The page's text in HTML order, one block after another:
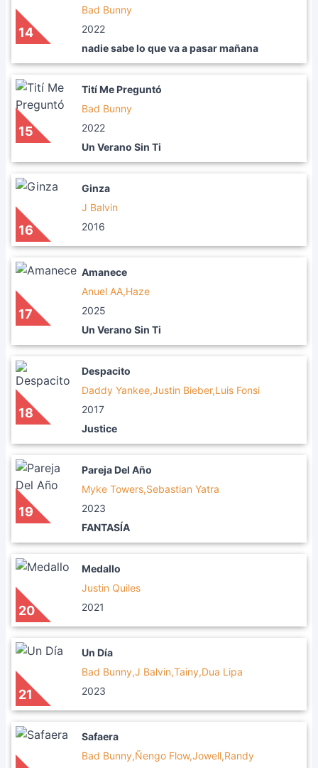
14
Bad Bunny
2022
nadie sabe lo que va a pasar mañana
15
Tití Me Preguntó
Bad Bunny
2022
Un Verano Sin Ti
16
Ginza
J Balvin
2016
17
Amanece
Anuel AA,Haze
2025
Un Verano Sin Ti
18
Despacito
Daddy Yankee,Justin Bieber,Luis Fonsi
2017
Justice
19
Pareja Del Año
Myke Towers,Sebastian Yatra
2023
FANTASÍA
20
Medallo
Justin Quiles
2021
21
Un Día
Bad Bunny,J Balvin,Tainy,Dua Lipa
2023
Safaera
Bad Bunny,Ñengo Flow,Jowell,Randy